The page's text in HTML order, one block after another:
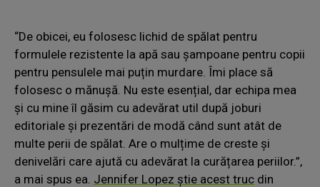
“De obicei, eu folosesc lichid de spălat pentru
formulele rezistente la apă sau șampoane pentru copii
pentru pensulele mai puțin murdare. Îmi place să
folosesc o mănușă. Nu este esențial, dar echipa mea
și cu mine îl găsim cu adevărat util după joburi
editoriale și prezentări de modă când sunt atât de
multe perii de spălat. Are o mulțime de creste și
denivelări care ajută cu adevărat la curățarea periilor.”,
a mai spus ea. Jennifer Lopez știe acest truc din